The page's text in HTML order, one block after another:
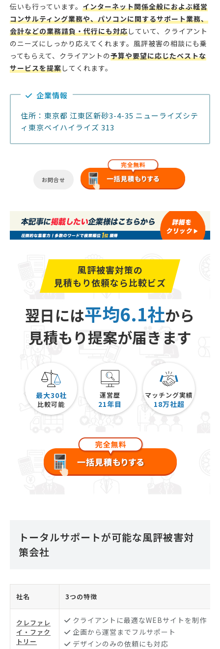
伝いも行っています。 インターネット関係全般におよぶ経営
コンサルティング業務や、パソコンに関するサポート業務、
会計などの業務請負・代行にも対応していて、クライアント
のニーズにしっかり応えてくれます。風評被害の相談にも乗
ってもらえて、クライアントの予算や要望に応じたベストな
サービスを提案してくれます。
企業情報
住所：東京都 江東区新砂3-4-35 ニューライズシテ
ィ東京ベイハイライズ 313
お問合せ
風評被害対策の
見積もり依頼なら比較ビズ
翌日には平均6.1社から
見積もり提案が届きます
最大30社
比較可能
運営歴
21年目
マッチング実績
18万社超
トータルサポートが可能な風評被害対
策会社
社名 3つの特徴
クレファレ
イ・ファク
トリー
クライアントに最適なWEBサイトを制作
企画から運営までフルサポート
デザインのみの依頼にも対応